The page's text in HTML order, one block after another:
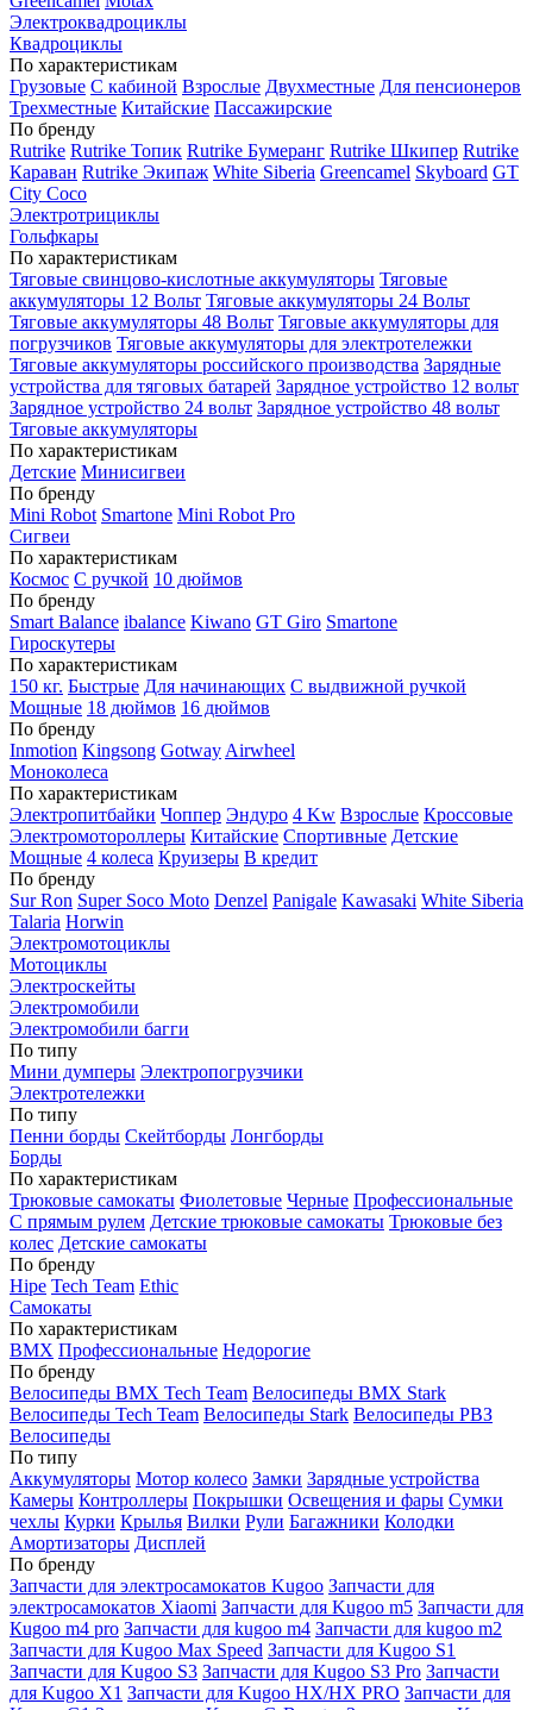
Электроквадроциклы
Квадроциклы
По характеристикам
Грузовые С кабиной Взрослые Двухместные Для пенсионеров
Трехместные Китайские Пассажирские
По бренду
Rutrike Rutrike Топик Rutrike Бумеранг Rutrike Шкипер Rutrike
Караван Rutrike Экипаж White Siberia Greencamel Skyboard GT
City Coco
Электротрициклы
Гольфкары
По характеристикам
Тяговые свинцово-кислотные аккумуляторы Тяговые
аккумуляторы 12 Вольт Тяговые аккумуляторы 24 Вольт
Тяговые аккумуляторы 48 Вольт Тяговые аккумуляторы для
погрузчиков Тяговые аккумуляторы для электротележки
Тяговые аккумуляторы российского производства Зарядные
устройства для тяговых батарей Зарядное устройство 12 вольт
Зарядное устройство 24 вольт Зарядное устройство 48 вольт
Тяговые аккумуляторы
По характеристикам
Детские Минисигвеи
По бренду
Mini Robot Smartone Mini Robot Pro
Сигвеи
По характеристикам
Космос С ручкой 10 дюймов
По бренду
Smart Balance ibalance Kiwano GT Giro Smartone
Гироскутеры
По характеристикам
150 кг. Быстрые Для начинающих С выдвижной ручкой
Мощные 18 дюймов 16 дюймов
По бренду
Inmotion Kingsong Gotway Airwheel
Моноколеса
По характеристикам
Электропитбайки Чоппер Эндуро 4 Kw Взрослые Кроссовые
Электромотороллеры Китайские Спортивные Детские
Мощные 4 колеса Круизеры В кредит
По бренду
Sur Ron Super Soco Moto Denzel Panigale Kawasaki White Siberia
Talaria Horwin
Электромотоциклы
Мотоциклы
Электроскейты
Электромобили
Электромобили багги
По типу
Мини думперы Электропогрузчики
Электротележки
По типу
Пенни борды Скейтборды Лонгборды
Борды
По характеристикам
Трюковые самокаты Фиолетовые Черные Профессиональные
С прямым рулем Детские трюковые самокаты Трюковые без
колес Детские самокаты
По бренду
Hipe Tech Team Ethic
Самокаты
По характеристикам
BMX Профессиональные Недорогие
По бренду
Велосипеды BMX Tech Team Велосипеды BMX Stark
Велосипеды Tech Team Велосипеды Stark Велосипеды РВЗ
Велосипеды
По типу
Аккумуляторы Мотор колесо Замки Зарядные устройства
Камеры Контроллеры Покрышки Освещения и фары Сумки
чехлы Курки Крылья Вилки Рули Багажники Колодки
Амортизаторы Дисплей
По бренду
Запчасти для электросамокатов Kugoo Запчасти для
электросамокатов Xiaomi Запчасти для Kugoo m5 Запчасти для
Кugoo m4 pro Запчасти для kugoo m4 Запчасти для kugoo m2
Запчасти для Kugoo Max Speed Запчасти для Kugoo S1
Запчасти для Kugoo S3 Запчасти для Kugoo S3 Pro Запчасти
для Kugoo X1 Запчасти для Kugoo HX/HX PRO Запчасти для